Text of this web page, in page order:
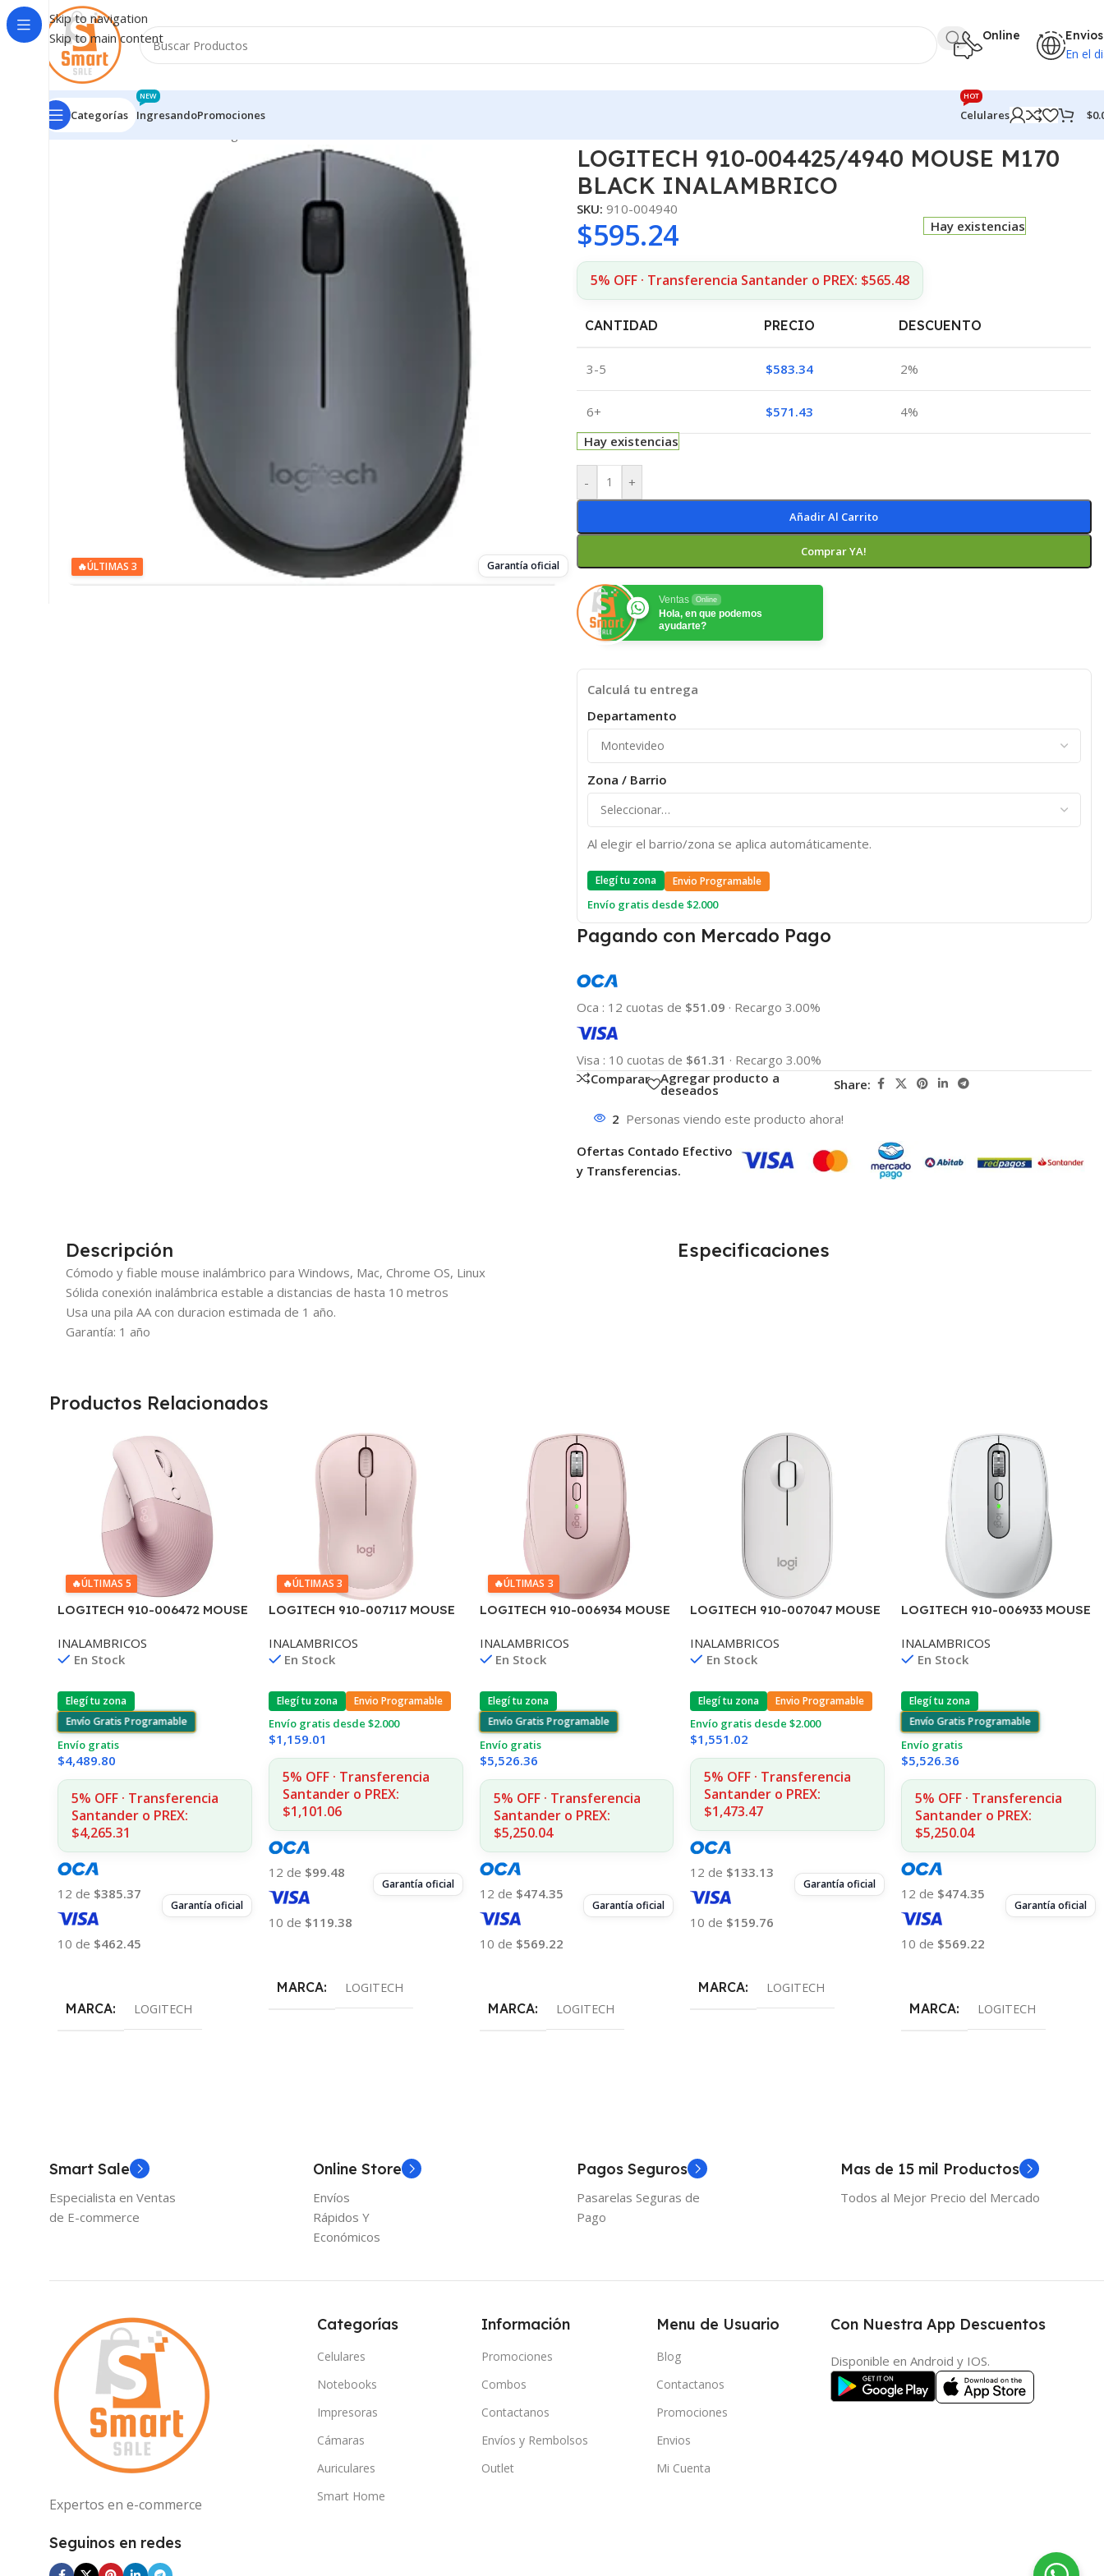
Skip to navigation
Skip to main content
Online Envios
En el
Categorías Ingresando
NEW
Promociones Celulares
HOT
$
Inicio/Mouse - Pad - Tablet Digital
🔥ÚLTIMAS 3 Garantía oficial
LOGITECH 910-004425/4940 MOUSE M170
BLACK INALAMBRICO
SKU: 910-004940
$595.24
5% OFF · Transferencia Santander o PREX: $565.48
Hay existencias
CANTIDAD PRECIO DESCUENTO
3-5 $583.34 2%
6+ $571.43
4%
Hay existencias
- +
Añadir Al Carrito
Comprar YA!
Ventas Online
Hola, en que podemos
ayudarte?
Calculá tu entrega
Departamento
Zona / Barrio
Al elegir el barrio/zona se aplica automáticamente.
Elegí tu zona Envio Programable
Envío gratis desde $2.000
Pagando con Mercado Pago
Oca : 12 cuotas de $51.09 · Recargo 3.00%
Visa : 10 cuotas de $61.31 · Recargo 3.00%
Comparar
Agregar producto a
deseados Share:
2 Personas viendo este producto ahora!
Ofertas Contado Efectivo
y Transferencias.
Descripción
Cómodo y fiable mouse inalámbrico para Windows, Mac, Chrome OS, Linux
Sólida conexión inalámbrica estable a distancias de hasta 10 metros
Usa una pila AA con duracion estimada de 1 año.
Garantía: 1 año
Especificaciones
Productos Relacionados
🔥ÚLTIMAS 5
LOGITECH 910-006472 MOUSE
INALAMBRICOS
En Stock
Elegí tu zona
Envío Gratis Programable
Envío gratis
$4,489.80
5% OFF · Transferencia
Santander o PREX:
$4,265.31
12 de $385.37
10 de $462.45
Garantía oficial
MARCA LOGITECH
🔥ÚLTIMAS 3
LOGITECH 910-007117 MOUSE
INALAMBRICOS
En Stock
Elegí tu zona Envio Programable
Envío gratis desde $2.000
$1,159.01
5% OFF · Transferencia
Santander o PREX:
$1,101.06
12 de $99.48
10 de $119.38
Garantía oficial
MARCA LOGITECH
🔥ÚLTIMAS 3
LOGITECH 910-006934 MOUSE
INAL+BT
INALAMBRICOS
En Stock
Elegí tu zona
Envío Gratis Programable
Envío gratis
$5,526.36
5% OFF · Transferencia
Santander o PREX:
$5,250.04
12 de $474.35
10 de $569.22
Garantía oficial
MARCA LOGITECH
LOGITECH 910-007047 MOUSE
INAL+BT
INALAMBRICOS
En Stock
Elegí tu zona Envio Programable
Envío gratis desde $2.000
$1,551.02
5% OFF · Transferencia
Santander o PREX:
$1,473.47
12 de $133.13
10 de $159.76
Garantía oficial
MARCA LOGITECH
LOGITECH 910-006933 MOUSE
INAL+BT
INALAMBRICOS
En Stock
Elegí tu zona
Envío Gratis Programable
Envío gratis
$5,526.36
5% OFF · Transferencia
Santander o PREX:
$5,250.04
12 de $474.35
10 de $569.22
Garantía oficial
MARCA LOGITECH
Smart Sale
Especialista en Ventas
de E-commerce
Online Store
Envíos
Rápidos Y
Económicos
Pagos Seguros
Pasarelas Seguras de
Pago
Mas de 15 mil Productos
Todos al Mejor Precio del Mercado
Expertos en e-commerce
Seguinos en redes
Categorías
Celulares
Notebooks
Impresoras
Cámaras
Auriculares
Smart Home
Información
Promociones
Combos
Contactanos
Envíos y Rembolsos
Outlet
Menu de Usuario
Blog
Contactanos
Promociones
Envios
Mi Cuenta
Con Nuestra App Descuentos
Disponible en Android y IOS.